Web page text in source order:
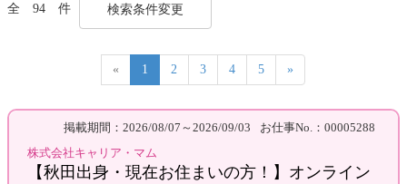
全 94 件 検索条件変更
« 1 2 3 4 5 »
掲載期間：2026/08/07～2026/09/03
お仕事No.：00005288
株式会社キャリア・マム
【秋田出身・現在お住まいの方！】オンライン